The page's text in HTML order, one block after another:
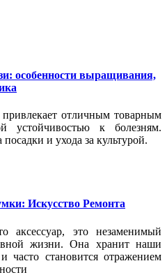
особенности выращивания,
отличным товарным
устойчивостью к болезням.
и ухода за культурой.
Искусство Ремонта
аксессуар, это незаменимый
жизни. Она хранит наши
часто становится отражением